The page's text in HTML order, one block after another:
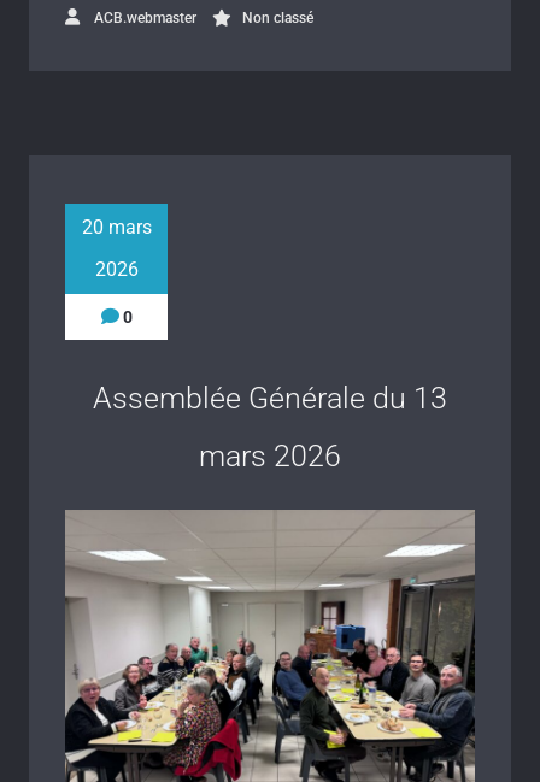
ACB.webmaster Non classé
20 mars
2026
0
Assemblée Générale du 13
mars 2026